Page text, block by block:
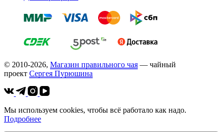
© 2010-2026, Магазин правильного чая — чайный
проект Cергея Пурюшина
Мы используем cookies, чтобы всё работало как надо.
Подробнее